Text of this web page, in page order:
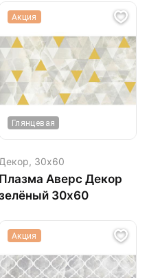
Акция
Глянцевая
Декор, 30х60
Плазма Аверс Декор
30х60
Акция